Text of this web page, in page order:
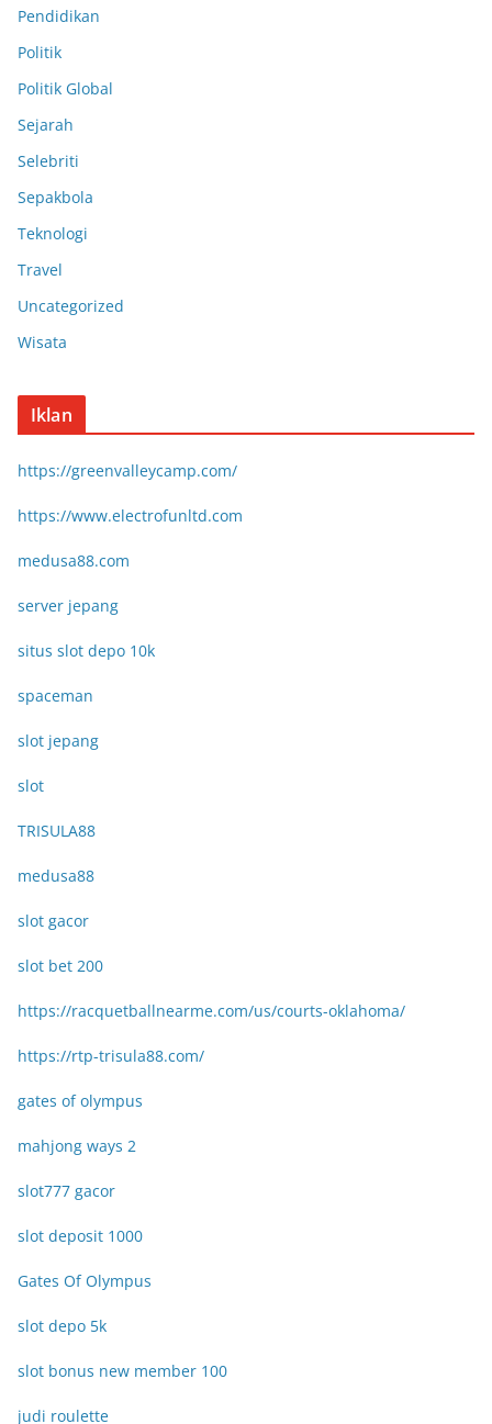
Pendidikan
Politik
Politik Global
Sejarah
Selebriti
Sepakbola
Teknologi
Travel
Uncategorized
Wisata
Iklan
https://greenvalleycamp.com/
https://www.electrofunltd.com
medusa88.com
server jepang
situs slot depo 10k
spaceman
slot jepang
slot
TRISULA88
medusa88
slot gacor
slot bet 200
https://racquetballnearme.com/us/courts-oklahoma/
https://rtp-trisula88.com/
gates of olympus
mahjong ways 2
slot777 gacor
slot deposit 1000
Gates Of Olympus
slot depo 5k
slot bonus new member 100
judi roulette